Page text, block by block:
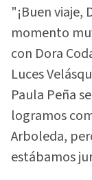
"¡Buen viaje,
momento
con Dora
Luces
Paula Peña
logramos
Arboleda,
estábamos